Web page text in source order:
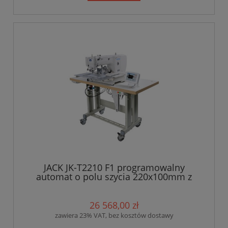
JACK JK-T2210 F1 programowalny
automat o polu szycia 220x100mm z
klamrą obrotową, Maszyna kompletna
26 568,00 zł
zawiera 23% VAT, bez kosztów dostawy